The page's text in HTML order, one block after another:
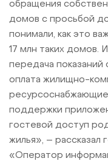
обращения
домов с просьбой
понимали, как это
17 млн таких домов.
передача показаний
оплата жилищно-
ресурсоснабжающие
поддержки
гостевой доступ
жилья», –
«Оператор